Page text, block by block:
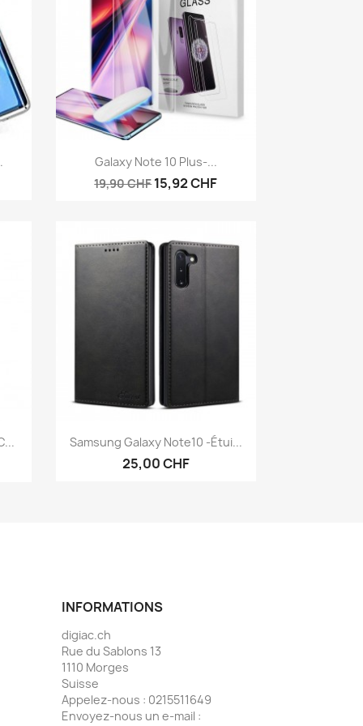
Aperçu rapide
Galaxy Note 10 Plus-...
19,90 CHF15,92 CHF
Aperçu rapide
Samsung Galaxy Note10 -étui...
25,00 CHF
INFORMATIONS
digiac.ch
Rue du Sablons 13
1110 Morges
Suisse
Appelez-nous : 0215511649
Envoyez-nous un e-mail :